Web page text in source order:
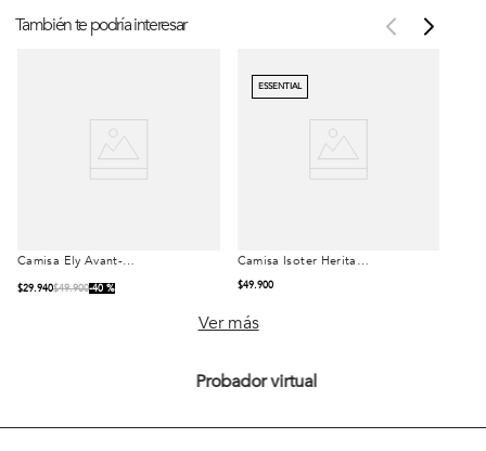
También te podría interesar
Camisa Ely Avant-
$29.940$49.900 40 %
ESSENTIAL
Camisa Isoter Heritage
$49.900
Ver más
Probador virtual